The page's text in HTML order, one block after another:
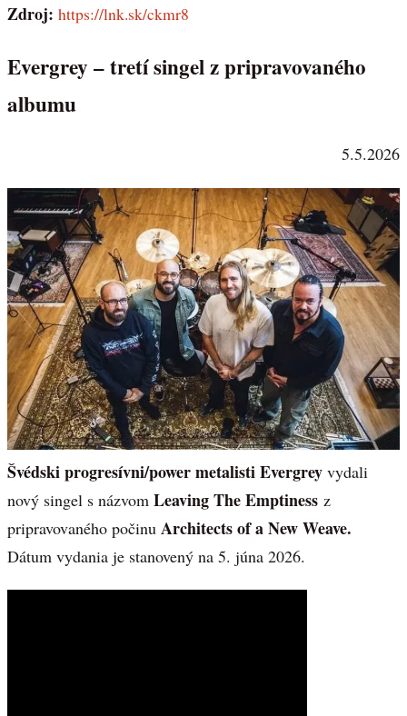
Zdroj: https://lnk.sk/ckmr8
Evergrey – tretí singel z pripravovaného
albumu
5.5.2026
Švédski progresívni/power metalisti Evergrey vydali
nový singel s názvom Leaving The Emptiness z
pripravovaného počinu Architects of a New Weave.
Dátum vydania je stanovený na 5. júna 2026.